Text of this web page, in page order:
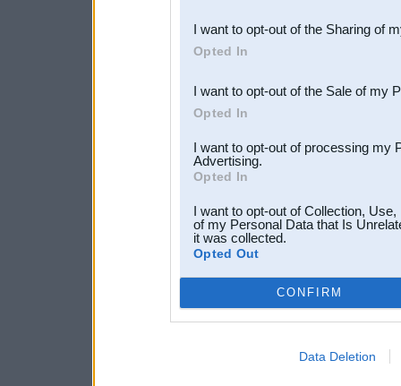
Downstream Participants
third parties.
I want to opt-out of the Sharing of
Opted In
I want to opt-out of the Sale of my
Opted In
I want to opt-out of processing my
Advertising.
Opted In
I want to opt-out of Collection,
of my Personal Data that Is
it was collected.
Opted Out
CONFIRM
Data Deletion